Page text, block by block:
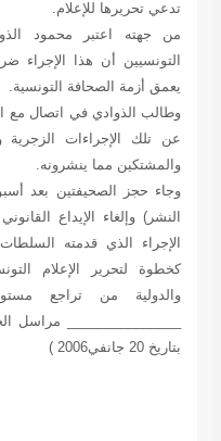
تدعي تحريرها للإعلام.
من جهته اعتبر محمود
التونسيين أن هذا الإجراء
يعمق أزمة الصحافة التونسية.
وطالب الذوادي في اتصال مع
عن تلك الإجراءات الزجرية
والمشتكين مما ينشرونه.
وجاء حجز الصحيفتين بعد
النشر) وإلغاء الإيداع
الإجراء الذي قدمته
كخطوة لتحرير الإعلام
والدولية من تراجع
_______________ مراسل
بتاريخ 20 جانفي2006 )